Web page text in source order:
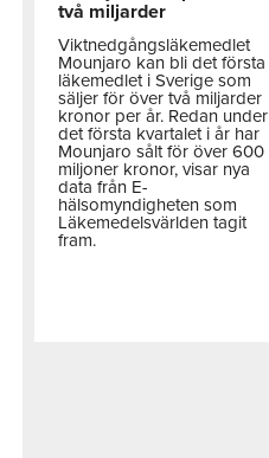
två miljarder
Viktnedgångsläkemedlet
Mounjaro kan bli det första
läkemedlet i Sverige som
säljer för över två miljarder
kronor per år. Redan under
det första kvartalet i år har
Mounjaro sålt för över 600
miljoner kronor, visar nya
data från E-
hälsomyndigheten som
Läkemedelsvärlden tagit
fram.